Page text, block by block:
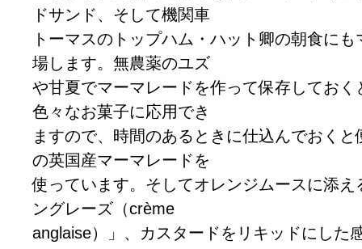
ドサンド、そして機関車
トーマスのトップハム・ハット卿の朝食に
場します。無農薬のユズ
や甘夏でマーマレードを作って保存してお
色々なお菓子に応用でき
ますので、時間のあるときに仕込んでおく
の英国産マーマレードを
使っています。そしてオレンジムースに添
ングレーズ（crème
anglaise）」、カスタードをリキッドにした